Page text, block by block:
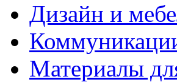
Дизайн и
Материалы